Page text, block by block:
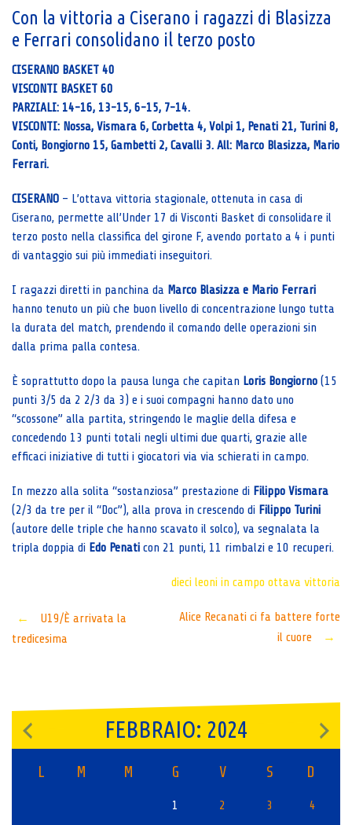
Con la vittoria a Ciserano i ragazzi di Blasizza
e Ferrari consolidano il terzo posto
CISERANO BASKET 40
VISCONTI BASKET 60
PARZIALI: 14-16, 13-15, 6-15, 7-14.
VISCONTI: Nossa, Vismara 6, Corbetta 4, Volpi 1, Penati 21, Turini 8,
Conti, Bongiorno 15, Gambetti 2, Cavalli 3. All: Marco Blasizza, Mario
Ferrari.
CISERANO – L’ottava vittoria stagionale, ottenuta in casa di
Ciserano, permette all’Under 17 di Visconti Basket di consolidare il
terzo posto nella classifica del girone F, avendo portato a 4 i punti
di vantaggio sui più immediati inseguitori.
I ragazzi diretti in panchina da Marco Blasizza e Mario Ferrari
hanno tenuto un più che buon livello di concentrazione lungo tutta
la durata del match, prendendo il comando delle operazioni sin
dalla prima palla contesa.
È soprattutto dopo la pausa lunga che capitan Loris Bongiorno (15
punti 3/5 da 2 2/3 da 3) e i suoi compagni hanno dato uno
“scossone” alla partita, stringendo le maglie della difesa e
concedendo 13 punti totali negli ultimi due quarti, grazie alle
efficaci iniziative di tutti i giocatori via via schierati in campo.
In mezzo alla solita “sostanziosa” prestazione di Filippo Vismara
(2/3 da tre per il “Doc”), alla prova in crescendo di Filippo Turini
(autore delle triple che hanno scavato il solco), va segnalata la
tripla doppia di Edo Penati con 21 punti, 11 rimbalzi e 10 recuperi.
dieci leoni in campo ottava vittoria
Post
←
U19/È arrivata la
tredicesima
Alice Recanati ci fa battere forte
il cuore
→
FEBBRAIO: 2024
L M M G V S D
1 2 3 4